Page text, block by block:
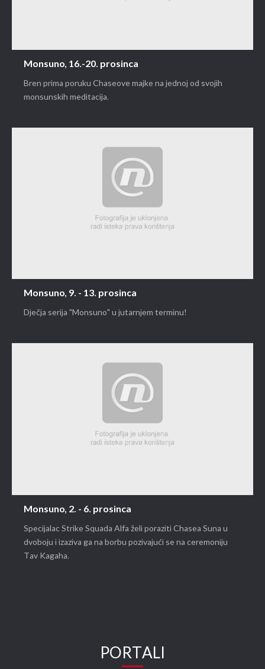
Monsuno, 16.-20. prosinca
Bren prima poruku Chaseove majke na jednoj od svojih
monsunskih meditacija.
Monsuno, 9. - 13. prosinca
Dječja serija "Monsuno" u jutarnjem terminu!
Monsuno, 2. - 6. prosinca
Specijalac Strike Squada Alfa želi poraziti Chasea Suna u
dvoboju i izaziva ga na borbu pozivajući se na ceremoniju
Tav Kagaha.
PORTALI